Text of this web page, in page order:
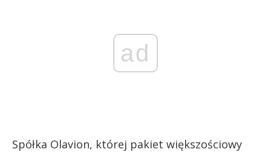
ad
Spółka Olavion, której pakiet większościowy